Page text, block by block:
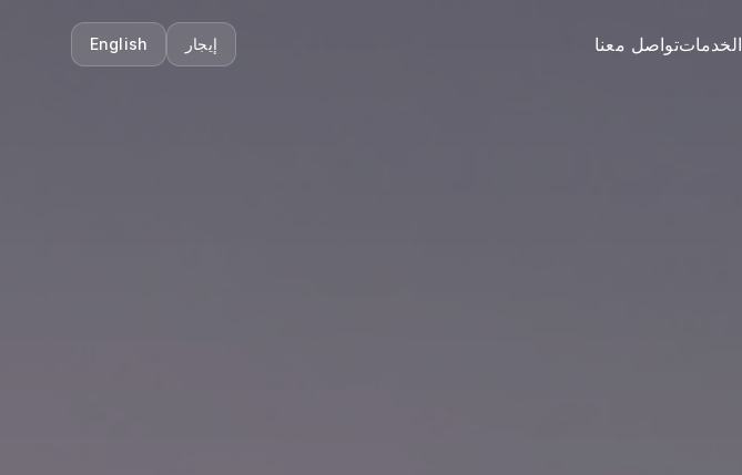
الخدماتتواصل معنا إيجار English